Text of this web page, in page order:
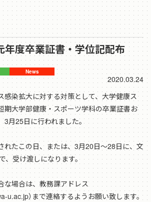
年度卒業証書・学位記配布
2020.03.24
染拡大に対する対策として、大学健康ス
期大学部健康・スポーツ学科の卒業証書お
3月25日に行われました。
たこの日、または、3月20日～28日に、文
、受け渡しになります。
場合は、教務課アドレス
u.ac.jp）まで連絡するようお願い致します。